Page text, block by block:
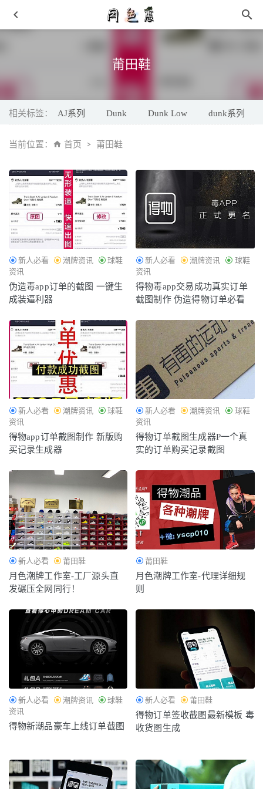
莆田鞋
相关标签： AJ系列 Dunk Dunk Low dunk系列
当前位置： 首页 莆田鞋
新人必看 潮牌资讯
球鞋
资讯
伪造毒app订单的截图 一键生
成装逼利器
新人必看 潮牌资讯
球鞋
资讯
得物毒app交易成功真实订单
截图制作 伪造得物订单必看
新人必看 潮牌资讯
球鞋
资讯
得物app订单截图制作 新版购
买记录生成器
新人必看 潮牌资讯
球鞋
资讯
得物订单截图生成器P一个真
实的订单购买记录截图
新人必看 莆田鞋
月色潮牌工作室-工厂源头直
发碾压全网同行！
莆田鞋
月色潮牌工作室-代理详细规
则
新人必看 潮牌资讯
球鞋
资讯
得物新潮品豪车上线订单截图
新人必看 莆田鞋
得物订单签收截图最新模板 毒
收货图生成
暗藏神秘的「乔丹公式」！沙漠黑水泥 AJ3 发售在即！
Needles x Paraboot 全新联名靴款上架
羊绒毛衣起球怎么办 一多半人不知道毛衣知识
2019-01-28
最炫民族风！Nike N7 Free 一脚蹬新鞋官图释出！
2022-05-
都在等的「韦德系列新联名」终于来了！发售信息曝光！
2021-03-10